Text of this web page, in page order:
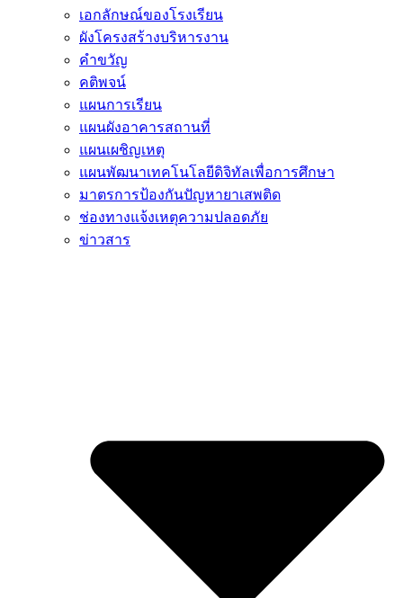
เอกลักษณ์ของโรงเรียน
ผังโครงสร้างบริหารงาน
คำขวัญ
คติพจน์
แผนการเรียน
แผนผังอาคารสถานที่
แผนเผชิญเหตุ
แผนพัฒนาเทคโนโลยีดิจิทัลเพื่อการศึกษา
มาตรการป้องกันปัญหายาเสพติด
ช่องทางแจ้งเหตุความปลอดภัย
ข่าวสาร